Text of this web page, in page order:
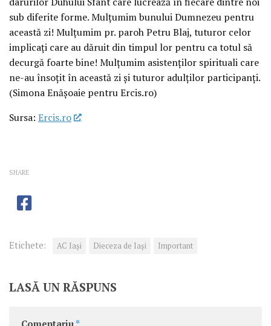
sub diferite forme. Mulțumim bunului Dumnezeu pentru
această zi! Mulțumim pr. paroh Petru Blaj, tuturor celor
implicați care au dăruit din timpul lor pentru ca totul să
decurgă foarte bine! Mulțumim asistenților spirituali care
ne-au însoțit în această zi și tuturor adulților participanți.
(Simona Enășoaie pentru Ercis.ro)
Sursa: Ercis.ro
SHARE
Etichete: AC Iași Dieceza de Iași Important
LASĂ UN RĂSPUNS